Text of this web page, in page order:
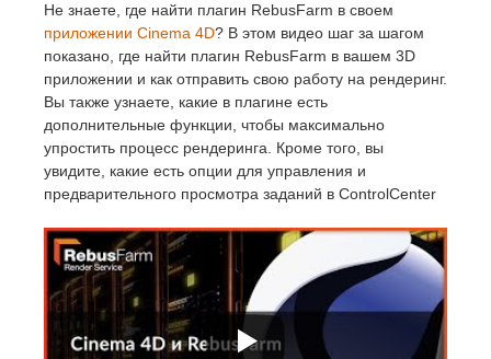
Не знаете, где найти плагин RebusFarm в своем
приложении Cinema 4D? В этом видео шаг за шагом
показано, где найти плагин RebusFarm в вашем 3D
приложении и как отправить свою работу на рендеринг.
Вы также узнаете, какие в плагине есть
дополнительные функции, чтобы максимально
упростить процесс рендеринга. Кроме того, вы
увидите, какие есть опции для управления и
предварительного просмотра заданий в ControlCenter